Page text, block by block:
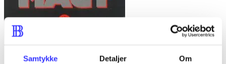
Samtykke Detaljer Om